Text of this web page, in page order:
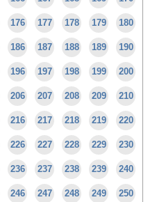
176 177 178 179 180
186 187 188 189 190
196 197 198 199 200
206 207 208 209 210
216 217 218 219 220
226 227 228 229 230
236 237 238 239 240
246 247 248 249 250